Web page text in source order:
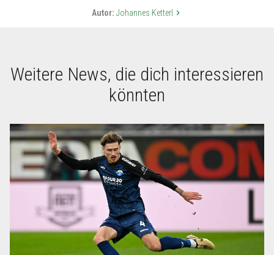
Autor: Johannes Ketterl keyboard_arrow_right
Weitere News, die dich interessieren
könnten